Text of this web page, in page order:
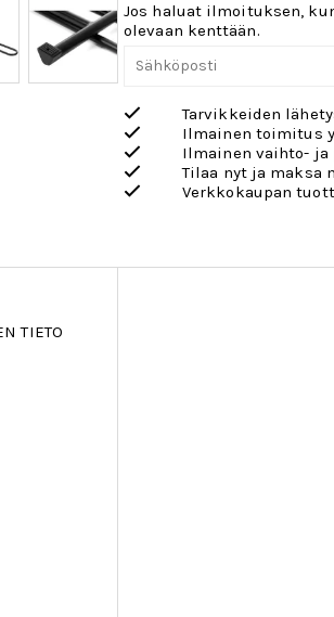
Jos haluat ilmoituksen,
olevaan kenttään.
Tarvikkeiden
Ilmainen toimitus
Ilmainen vaihto- ja
Tilaa nyt ja maksa
Verkkokaupan
TIETO